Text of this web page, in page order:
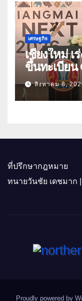
เศรษฐกิจ
เชียงใหม่
ขึ้นทะเบียน
ติดอาวุธผู้ป
สินค้าอัตลั
สิงหาคม 8,
ที่ปรึกษากฎหมาย
ทนายวันชัย เดชมาก
Proudly powered by